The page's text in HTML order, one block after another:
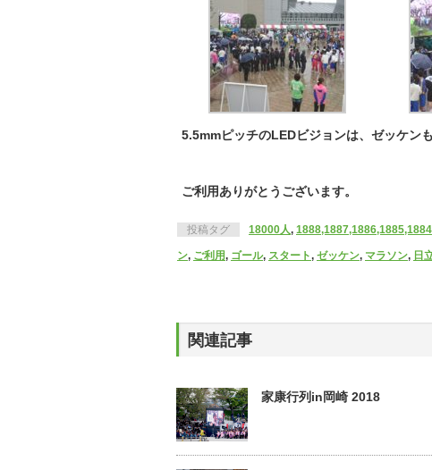
5.5mmピッチのLEDビジョンは、ゼッケン
ご利用ありがとうございます。
投稿タグ 18000人,
ン, ご利用, ゴール, スタート, ゼッケン, マラソン, 日
関連記事
家康行列in岡崎 2018